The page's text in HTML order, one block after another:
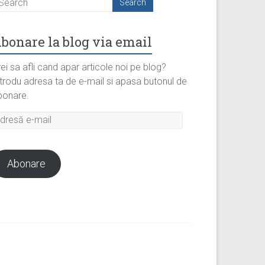
la blog via email
sa afli cand apar articole noi pe blog?
adresa ta de e-mail si apasa butonul de
Abonare